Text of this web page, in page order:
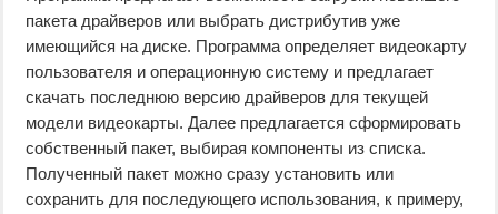
пакета драйверов или выбрать дистрибутив уже
имеющийся на диске. Программа определяет видеокарту
пользователя и операционную систему и предлагает
скачать последнюю версию драйверов для текущей
модели видеокарты. Далее предлагается сформировать
собственный пакет, выбирая компоненты из списка.
Полученный пакет можно сразу установить или
сохранить для последующего использования, к примеру,